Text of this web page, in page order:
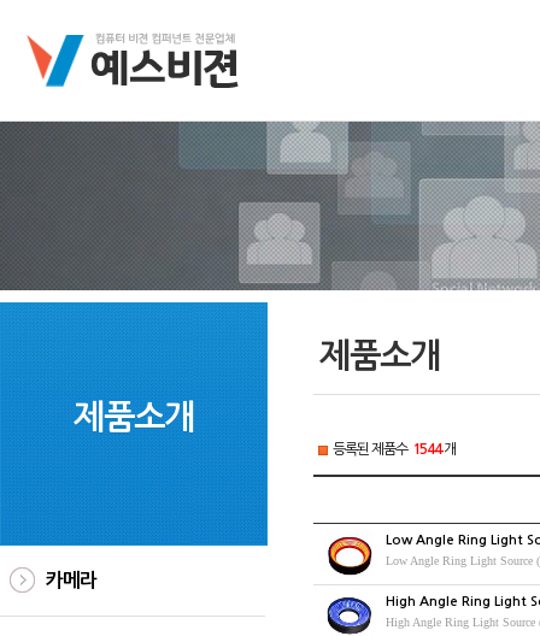
제품소개
카메라
제품소개
등록된 제품수 1544개
Low Angle Ring Light
Low Angle Ring Light Source
High Angle Ring Light
High Angle Ring Light Source